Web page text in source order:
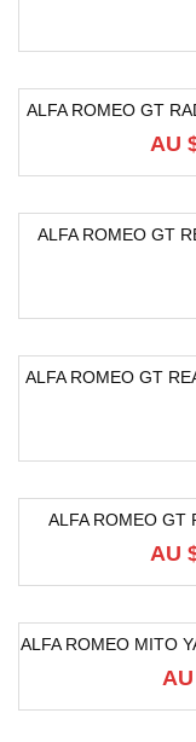
ALFA ROMEO GT
AU
ALFA ROMEO GT
ALFA ROMEO GT
ALFA ROMEO GT
AU
ALFA ROMEO MITO